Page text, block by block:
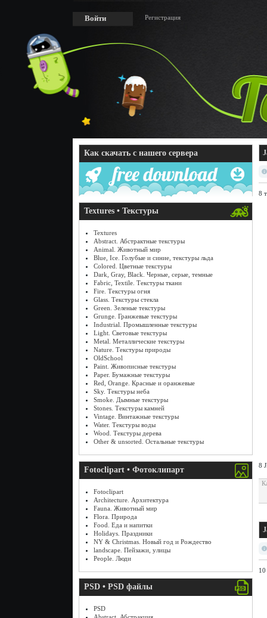
Войти Регистрация
Как скачать с нашего сервера
Textures • Текстуры
Textures
Abstract. Абстрактные текстуры
Animal. Животный мир
Blue, Ice. Голубые и синие, текстуры льда
Colored. Цветные текстуры
Dark, Gray, Black. Черные, серые, темные
Fabric, Textile. Текстуры ткани
Fire. Текстуры огня
Glass. Текстуры стекла
Green. Зеленые текстуры
Grunge. Гранжевые текстуры
Industrial. Промышленные текстуры
Light. Световые текстуры
Metal. Металлические текстуры
Nature. Текстуры природы
OldSchool
Paint. Живописные текстуры
Paper. Бумажные текстуры
Red, Orange. Красные и оранжевые
Sky. Текстуры неба
Smoke. Дымные текстуры
Stones. Текстуры камней
Vintage. Винтажные текстуры
Water. Текстуры воды
Wood. Текстуры дерева
Other & unsorted. Остальные текстуры
Fotoclipart • Фотоклипарт
Fotoclipart
Architecture. Архитектура
Fauna. Животный мир
Flora. Природа
Food. Еда и напитки
Holidays. Праздники
NY & Christmas. Новый год и Рождество
landscape. Пейзажи, улицы
People. Люди
PSD • PSD файлы
PSD
8
8
10